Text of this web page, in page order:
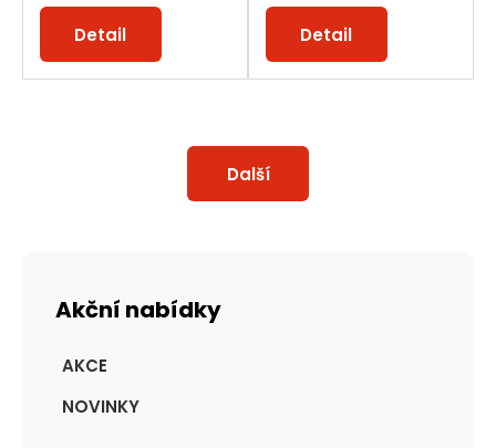
Detail Detail
Další
Akční nabídky
AKCE
NOVINKY